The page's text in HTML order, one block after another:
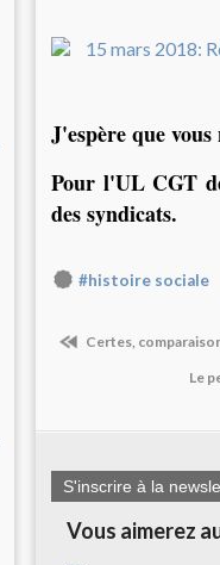
J'espère que
Pour l'UL CGT
des syndicats.
#histoire sociale
Certes,
Le
S'inscrire à la
Vous aimerez